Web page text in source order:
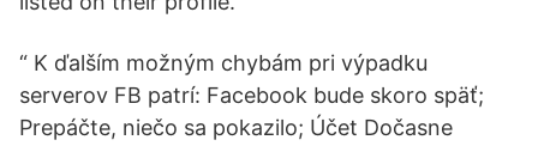
“ K ďalším možným chybám pri výpadku
serverov FB patrí: Facebook bude skoro späť;
Prepáčte, niečo sa pokazilo; Účet Dočasne